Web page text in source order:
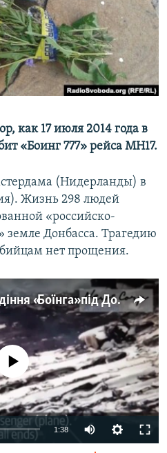
как 17 июля 2014 года в
«Боинг 777» рейса МН17.
(Нидерланды) в
Жизнь 298 людей
«российско-
Донбасса. Трагедию
нет прощения.
Відео, зняте після падіння «Боїнга» під Донецьком
currently available
1:38